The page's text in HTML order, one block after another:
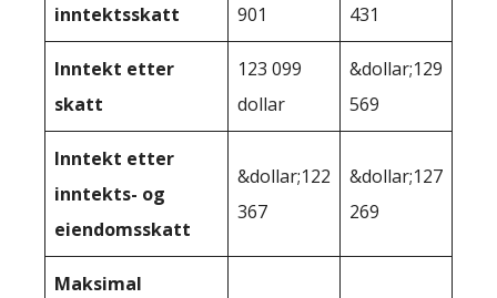
inntektsskatt
901
431
Inntekt etter
skatt
123 099
dollar
&dollar;129
569
Inntekt etter
inntekts- og
eiendomsskatt
&dollar;122
367
&dollar;127
269
Maksimal